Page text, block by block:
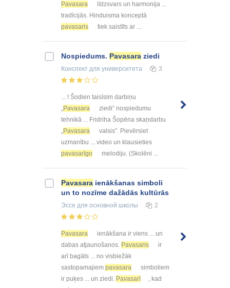
Pavasara
līdzsvars un harmonija ...
tradīcijās. Hinduisma konceptā
pavasaris
tiek saistīts ar ...
Nospiedums. Pavasara ziedi
Конспект для университета 3
... ! Šodien taisīsim darbiņu
„Pavasara
ziedi” nospiedumu
tehnikā ... Fridriha Šopēna skaņdarbu
„Pavasara
valsis”. Pievērsiet
uzmanību ... video un klausieties
pavasarīgo
melodiju. (Skolēni ...
Pavasara ienākšanas simboli
un to nozīme dažādās kultūrās
Эссе для основной школы 2
Pavasara
ienākšana ir viens ... un
dabas atjaunošanos. Pavasaris
ir
arī bagāts ... no visbiežāk
sastopamajiem pavasara
simboliem
ir puķes ... un ziedi. Pavasarī
, kad